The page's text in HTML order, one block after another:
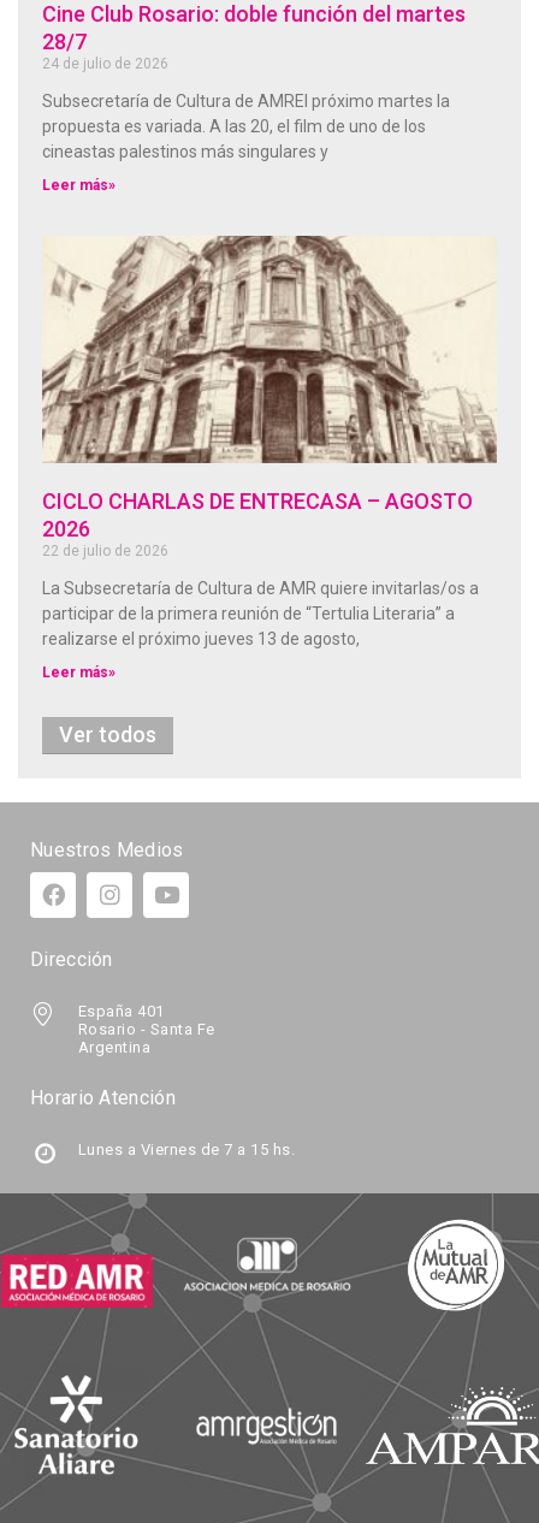
Cine Club Rosario: doble función del martes
28/7
24 de julio de 2026
Subsecretaría de Cultura de AMREl próximo martes la
propuesta es variada. A las 20, el film de uno de los
cineastas palestinos más singulares y
Leer más»
CICLO CHARLAS DE ENTRECASA – AGOSTO
2026
22 de julio de 2026
La Subsecretaría de Cultura de AMR quiere invitarlas/os a
participar de la primera reunión de “Tertulia Literaria” a
realizarse el próximo jueves 13 de agosto,
Leer más»
Ver todos
Nuestros Medios
Dirección
España 401
Rosario - Santa Fe
Argentina
Horario Atención
Lunes a Viernes de 7 a 15 hs.